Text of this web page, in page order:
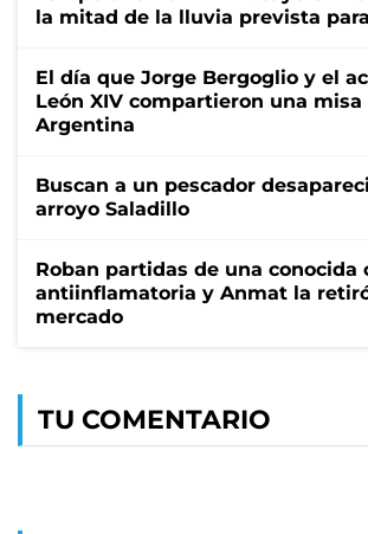
la mitad de la lluvia prevista
El día que Jorge Bergoglio y el
León XIV compartieron una misa
Argentina
Buscan a un pescador
arroyo Saladillo
Roban partidas de una conocida
antiinflamatoria y Anmat la
mercado
TU COMENTARIO